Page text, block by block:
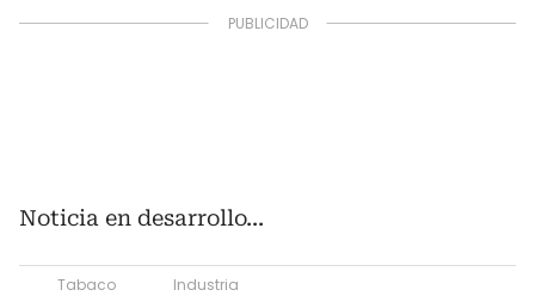
Noticia en desarrollo...
Tabaco Industria